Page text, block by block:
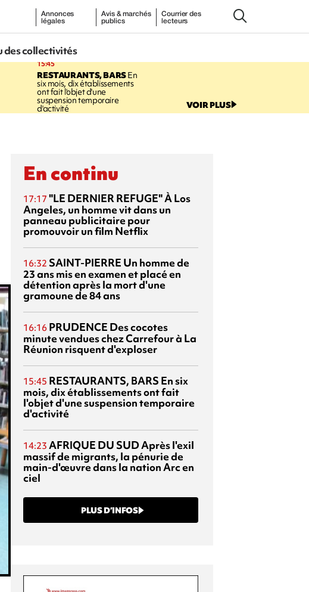
Annonces
légales
Avis & marchés
publics
Courrier des
lecteurs
des collectivités
15:45
RESTAURANTS, BARSEn
six mois, dix établissements
ont fait l'objet d'une
suspension temporaire
d'activité VOIR PLUS
En continu
17:17 "LE DERNIER REFUGE"À Los
Angeles, un homme vit dans un
panneau publicitaire pour
promouvoir un film Netflix
16:32 SAINT-PIERRE Un homme de
23 ans mis en examen et placé en
détention après la mort d'une
gramoune de 84 ans
16:16 PRUDENCE Des cocotes
minute vendues chez Carrefour à La
Réunion risquent d'exploser
15:45 RESTAURANTS, BARS En six
mois, dix établissements ont fait
l'objet d'une suspension temporaire
d'activité
14:23 AFRIQUE DU SUDAprès l'exil
massif de migrants, la pénurie de
main-d'œuvre dans la nation Arc en
ciel
PLUS D’INFOS